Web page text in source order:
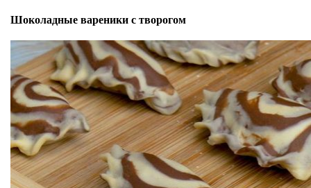
Шоколадные вареники с творогом